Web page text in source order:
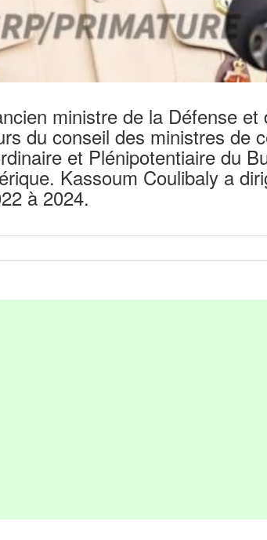
ministre de la Défense et
du conseil des ministres de
et Plénipotentiaire du
Kassoum Coulibaly a
à 2024.